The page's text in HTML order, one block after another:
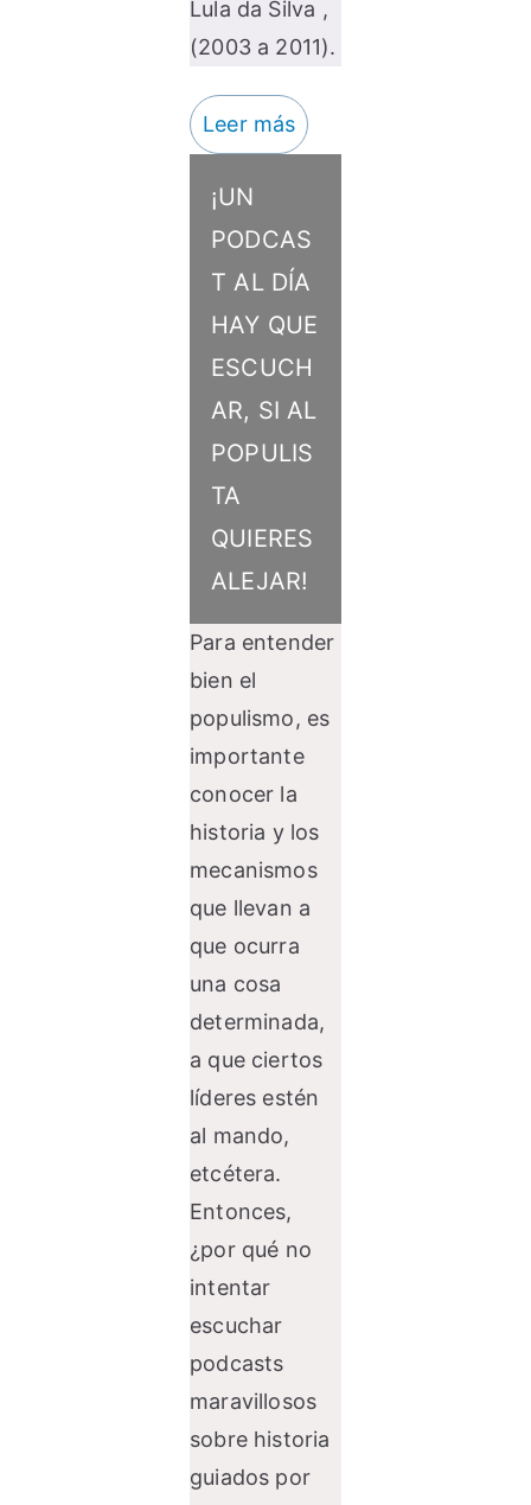
Lula da Silva ,
(2003 a 2011).
Leer más
¡UN
PODCAS
T AL DÍA
HAY QUE
ESCUCH
AR, SI AL
POPULIS
TA
QUIERES
ALEJAR!
Para entender
bien el
populismo, es
importante
conocer la
historia y los
mecanismos
que llevan a
que ocurra
una cosa
determinada,
a que ciertos
líderes estén
al mando,
etcétera.
Entonces,
¿por qué no
intentar
escuchar
podcasts
maravillosos
sobre historia
guiados por